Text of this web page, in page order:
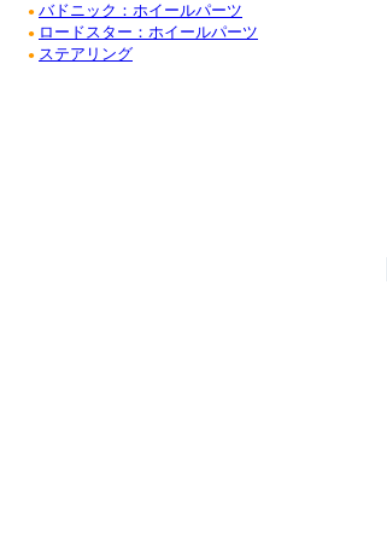
● バドニック：ホイールパーツ
● ロードスター：ホイールパーツ
● ステアリング